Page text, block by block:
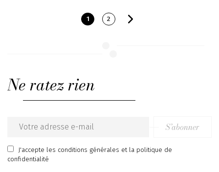
1 2
Ne ratez rien
Email
address
S’abonner
J'accepte les conditions générales et la politique de
confidentialité